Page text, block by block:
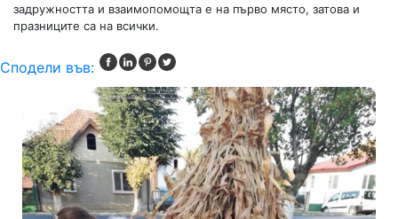
задружността и взаимопомощта е на първо място, затова и
празниците са на всички.
Сподели във: